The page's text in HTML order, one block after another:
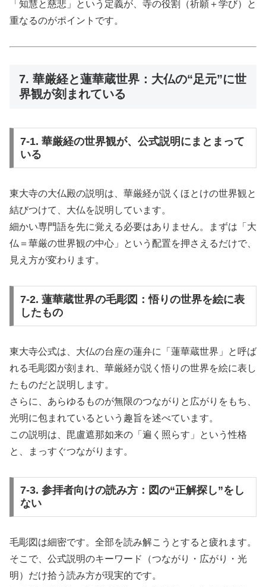
「知慧と慈悲」という定義が、寺の役割（祈願＋学び）と
重なるのがポイントです。
7. 華厳経と蓮華蔵世界：大仏の“足元”に世
界観が刻まれている
7-1. 華厳経の世界観が、公式説明にまとまって
いる
東大寺の大仏殿の説明は、華厳経が説くほとけの世界観と
結びつけて、大仏を説明しています。
細かい専門語を先に覚える必要はありません。まずは「大
仏＝華厳の世界観の中心」という配置を押さえるだけで、
見え方が変わります。
7-2. 蓮華蔵世界の毛彫図：悟りの世界を絵に表
したもの
東大寺公式は、大仏の台座の蓮弁に「蓮華蔵世界」と呼ば
れる毛彫図が刻まれ、華厳経が説く悟りの世界を絵に表し
たものだと説明します。
さらに、あらゆるものが無限のつながりと広がりをもち、
光明に包まれているという趣旨を述べています。
この説明は、毘盧遮那如来の「遍く照らす」という性格
と、まっすぐつながります。
7-3. 参拝者向けの読み方：図の“正解探し”をし
ない
毛彫図は細密です。全部を読み解こうとすると疲れます。
そこで、公式説明のキーワード（つながり・広がり・光
明）だけ拾う読み方が現実的です。